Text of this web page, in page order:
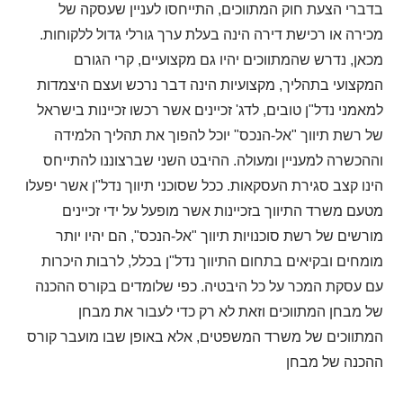
בדברי הצעת חוק המתווכים, התייחסו לעניין שעסקה של
מכירה או רכישת דירה הינה בעלת ערך גורלי גדול ללקוחות.
מכאן, נדרש שהמתווכים יהיו גם מקצועיים, קרי הגורם
המקצועי בתהליך, מקצועיות הינה דבר נרכש ועצם היצמדות
למאמני נדל"ן טובים, לדג' זכיינים אשר רכשו זכיינות בישראל
של רשת תיווך "אל-הנכס" יוכל להפוך את תהליך הלמידה
וההכשרה למעניין ומעולה. ההיבט השני שברצוננו להתייחס
הינו קצב סגירת העסקאות. ככל שסוכני תיווך נדל"ן אשר יפעלו
מטעם משרד התיווך בזכיינות אשר מופעל על ידי זכיינים
מורשים של רשת סוכנויות תיווך "אל-הנכס", הם יהיו יותר
מומחים ובקיאים בתחום התיווך נדל"ן בכלל, לרבות היכרות
עם עסקת המכר על כל היבטיה. כפי שלומדים בקורס ההכנה
של מבחן המתווכים וזאת לא רק כדי לעבור את מבחן
המתווכים של משרד המשפטים, אלא באופן שבו מועבר קורס
ההכנה של מבחן